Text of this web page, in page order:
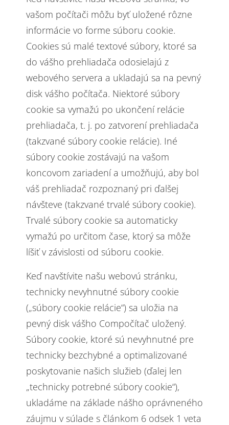
vašom počítači môžu byť uložené rôzne
informácie vo forme súboru cookie.
Cookies sú malé textové súbory, ktoré sa
do vášho prehliadača odosielajú z
webového servera a ukladajú sa na pevný
disk vášho počítača. Niektoré súbory
cookie sa vymažú po ukončení relácie
prehliadača, t. j. po zatvorení prehliadača
(takzvané súbory cookie relácie). Iné
súbory cookie zostávajú na vašom
koncovom zariadení a umožňujú, aby bol
váš prehliadač rozpoznaný pri ďalšej
návšteve (takzvané trvalé súbory cookie).
Trvalé súbory cookie sa automaticky
vymažú po určitom čase, ktorý sa môže
líšiť v závislosti od súboru cookie.
Keď navštívite našu webovú stránku,
technicky nevyhnutné súbory cookie
(„súbory cookie relácie“) sa uložia na
pevný disk vášho Compočítač uložený.
Súbory cookie, ktoré sú nevyhnutné pre
technicky bezchybné a optimalizované
poskytovanie našich služieb (ďalej len
„technicky potrebné súbory cookie“),
ukladáme na základe nášho oprávneného
záujmu v súlade s článkom 6 odsek 1 veta